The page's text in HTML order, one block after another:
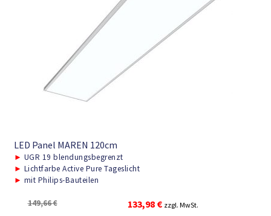
LED Panel MAREN 120cm
► UGR 19 blendungsbegrenzt
► Lichtfarbe Active Pure Tageslicht
► mit Philips-Bauteilen
149,66€
Ursprünglicher
133,98 €Aktueller
zzgl. MwSt.